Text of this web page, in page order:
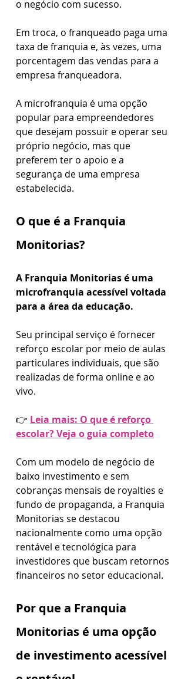
o negócio com sucesso.
Em troca, o franqueado paga uma
taxa de franquia e, às vezes, uma
porcentagem das vendas para a
empresa franqueadora.
A microfranquia é uma opção
popular para empreendedores
que desejam possuir e operar seu
próprio negócio, mas que
preferem ter o apoio e a
segurança de uma empresa
estabelecida.
O que é a Franquia
Monitorias?
A Franquia Monitorias é uma
microfranquia acessível voltada
para a área da educação.
Seu principal serviço é fornecer
reforço escolar por meio de aulas
particulares individuais, que são
realizadas de forma online e ao
vivo.
👉 Leia mais: O que é reforço
escolar? Veja o guia completo
Com um modelo de negócio de
baixo investimento e sem
cobranças mensais de royalties e
fundo de propaganda, a Franquia
Monitorias se destacou
nacionalmente como uma opção
rentável e tecnológica para
investidores que buscam retornos
financeiros no setor educacional.
Por que a Franquia
Monitorias é uma opção
de investimento acessível